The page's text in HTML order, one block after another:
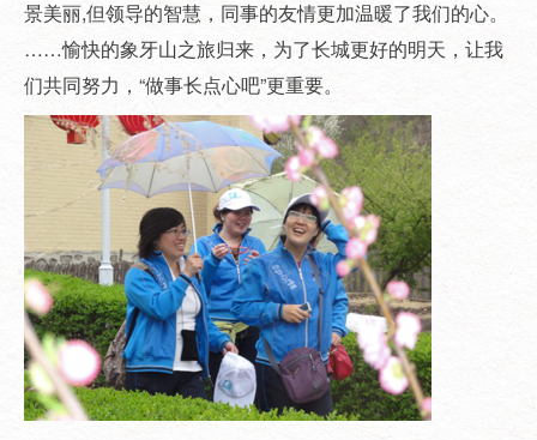
景美丽,但领导的智慧，同事的友情更加温暖了我们的心。
……愉快的象牙山之旅归来，为了长城更好的明天，让我
们共同努力，“做事长点心吧”更重要。